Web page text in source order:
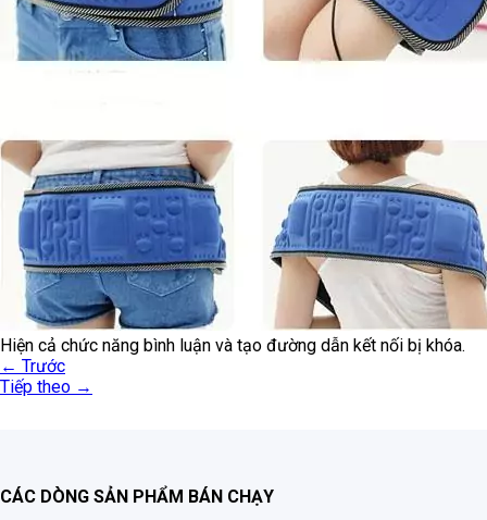
Hiện cả chức năng bình luận và tạo đường dẫn kết nối bị khóa.
← Trước
Tiếp theo →
CÁC DÒNG SẢN PHẨM BÁN CHẠY